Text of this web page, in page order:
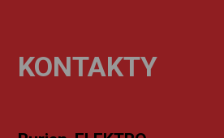
KONTAKTY